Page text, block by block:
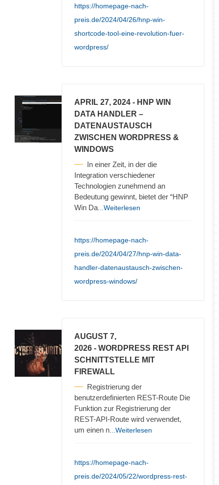
https://homepage-nach-
preis.de/2024/04/26/hnp-win-
shortcode-tool-eine-revolution-fuer-
wordpress/
APRIL 27, 2024 - HNP WIN
DATA HANDLER –
DATENAUSTAUSCH
ZWISCHEN WORDPRESS &
WINDOWS
In einer Zeit, in der die
Integration verschiedener
Technologien zunehmend an
Bedeutung gewinnt, bietet der “HNP
Win Da ...Weiterlesen
https://homepage-nach-
preis.de/2024/04/27/hnp-win-data-
handler-datenaustausch-zwischen-
wordpress-windows/
AUGUST 7,
2026 - WORDPRESS REST API
SCHNITTSTELLE MIT
FIREWALL
Registrierung der
benutzerdefinierten REST-Route Die
Funktion zur Registrierung der
REST-API-Route wird verwendet,
um einen n ...Weiterlesen
https://homepage-nach-
preis.de/2024/05/22/wordpress-rest-